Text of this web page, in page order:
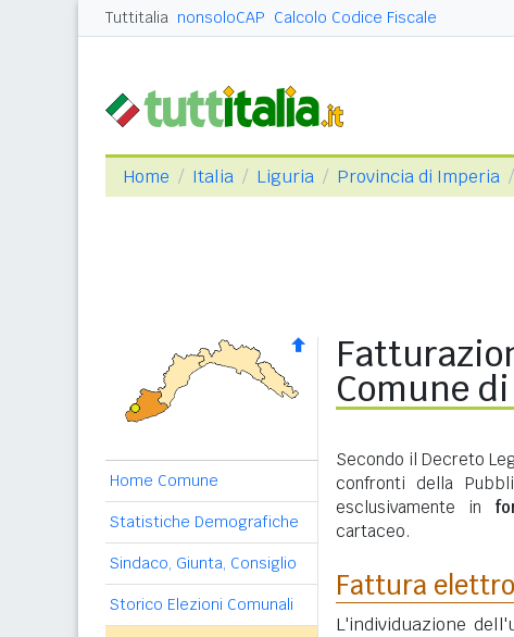
Tuttitalia nonsoloCAP Calcolo Codice Fiscale
Home Italia Liguria Provincia di Imperia
Home Comune
Statistiche Demografiche
Sindaco, Giunta, Consiglio
Storico Elezioni Comunali
Comune
Secondo il Decreto
confronti della
esclusivamente in
cartaceo.
Fattura
L'individuazione